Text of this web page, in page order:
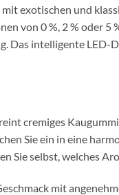
exotischen und
von 0 %, 2 % oder 5
Das intelligente
cremiges
Sie ein in eine
Sie selbst, welches
mit